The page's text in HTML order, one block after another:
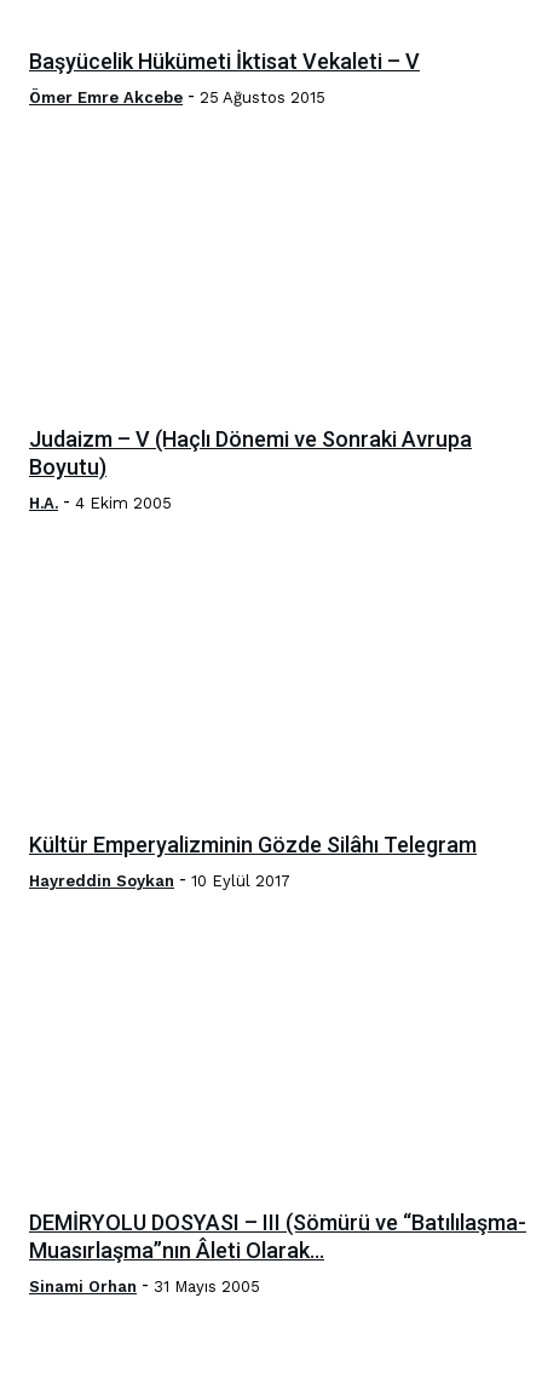
Başyücelik Hükümeti İktisat Vekaleti – V
Ömer Emre Akcebe - 25 Ağustos 2015
Judaizm – V (Haçlı Dönemi ve Sonraki Avrupa
Boyutu)
H.A. - 4 Ekim 2005
Kültür Emperyalizminin Gözde Silâhı Telegram
Hayreddin Soykan - 10 Eylül 2017
DEMİRYOLU DOSYASI – III (Sömürü ve “Batılılaşma-
Muasırlaşma”nın Âleti Olarak...
Sinami Orhan - 31 Mayıs 2005